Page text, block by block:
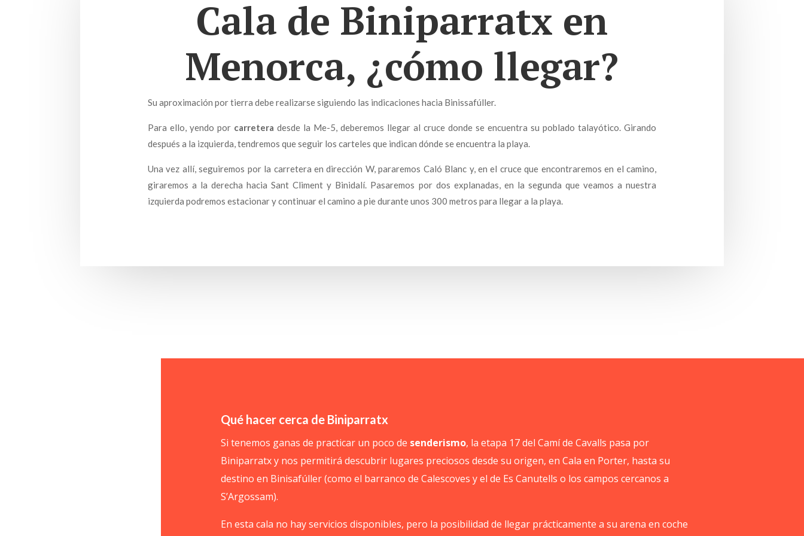
Cala de Biniparratx en
Menorca, ¿cómo llegar?
Su aproximación por tierra debe realizarse siguiendo las indicaciones hacia Binissafúller.
Para ello, yendo por carretera desde la Me-5, deberemos llegar al cruce donde se encuentra su poblado talayótico. Girando
después a la izquierda, tendremos que seguir los carteles que indican dónde se encuentra la playa.
Una vez allí, seguiremos por la carretera en dirección W, pararemos Caló Blanc y, en el cruce que encontraremos en el camino,
giraremos a la derecha hacia Sant Climent y Binidalí. Pasaremos por dos explanadas, en la segunda que veamos a nuestra
izquierda podremos estacionar y continuar el camino a pie durante unos 300 metros para llegar a la playa.
Qué hacer cerca de Biniparratx
Si tenemos ganas de practicar un poco de senderismo, la etapa 17 del Camí de Cavalls pasa por
Biniparratx y nos permitirá descubrir lugares preciosos desde su origen, en Cala en Porter, hasta su
destino en Binisafúller (como el barranco de Calescoves y el de Es Canutells o los campos cercanos a
S’Argossam).
En esta cala no hay servicios disponibles, pero la posibilidad de llegar prácticamente a su arena en coche